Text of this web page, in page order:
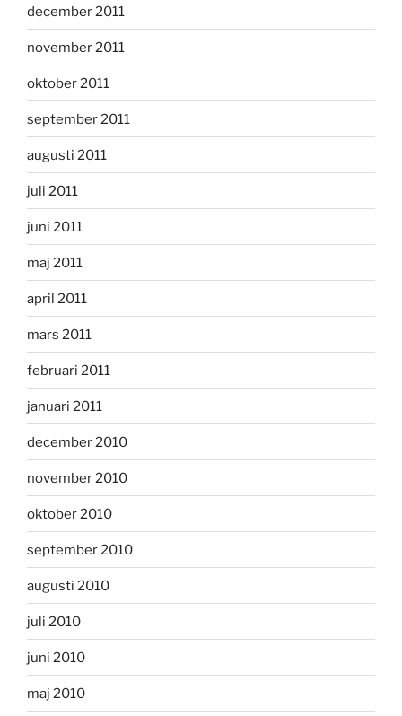
december 2011
november 2011
oktober 2011
september 2011
augusti 2011
juli 2011
juni 2011
maj 2011
april 2011
mars 2011
februari 2011
januari 2011
december 2010
november 2010
oktober 2010
september 2010
augusti 2010
juli 2010
juni 2010
maj 2010